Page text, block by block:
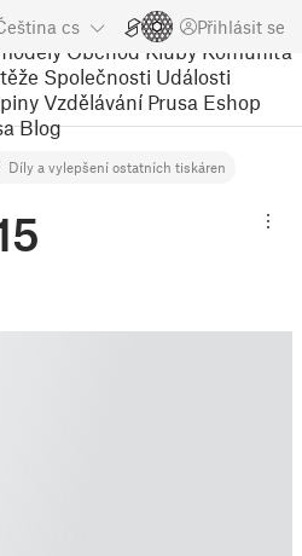
cs Přihlásit se
Obchod Kluby Komunita
Společnosti Události
Vzdělávání Prusa Eshop
Blog
Díly a vylepšení ostatních tiskáren